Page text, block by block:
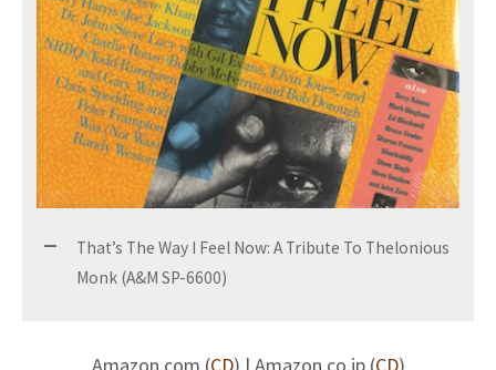
That’s The Way I Feel Now: A Tribute To Thelonious
Monk (A&M SP-6600)
Amazon.com (CD) | Amazon.co.jp (CD)